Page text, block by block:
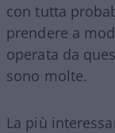
con tutta
prendere a
operata da
sono molte.
La più